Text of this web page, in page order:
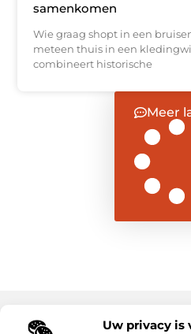
Uw privacy is
samenkomen
Wie graag shopt in een
meteen thuis in een
combineert historische
Meer
Main Links